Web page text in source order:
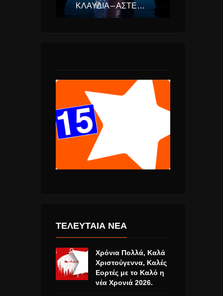
ΚΛΑΥΔΊΑ – ΑΣΤΕΡΟΜΆΤΑ (EUROVISION ΕΛΛΆΔΑ 2025)
ΤΕΛΕΥΤΑΙΑ ΝΕΑ
Χρόνια Πολλά, Καλά
Χριστούγεννα, Καλές
Εορτές με το Καλό η
νέα Χρονιά 2026.